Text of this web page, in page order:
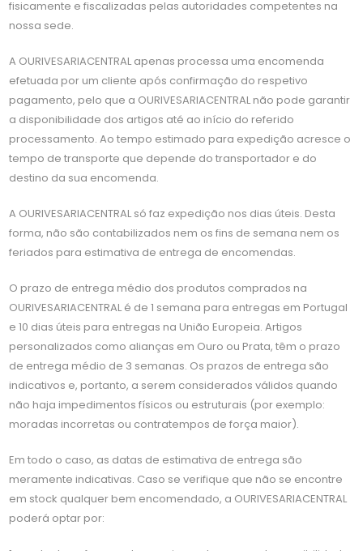
fisicamente e fiscalizadas pelas autoridades competentes na
nossa sede.
A OURIVESARIACENTRAL apenas processa uma encomenda
efetuada por um cliente após confirmação do respetivo
pagamento, pelo que a OURIVESARIACENTRAL não pode garantir
a disponibilidade dos artigos até ao início do referido
processamento. Ao tempo estimado para expedição acresce o
tempo de transporte que depende do transportador e do
destino da sua encomenda.
A OURIVESARIACENTRAL só faz expedição nos dias úteis. Desta
forma, não são contabilizados nem os fins de semana nem os
feriados para estimativa de entrega de encomendas.
O prazo de entrega médio dos produtos comprados na
OURIVESARIACENTRAL é de 1 semana para entregas em Portugal
e 10 dias úteis para entregas na União Europeia. Artigos
personalizados como alianças em Ouro ou Prata, têm o prazo
de entrega médio de 3 semanas. Os prazos de entrega são
indicativos e, portanto, a serem considerados válidos quando
não haja impedimentos físicos ou estruturais (por exemplo:
moradas incorretas ou contratempos de força maior).
Em todo o caso, as datas de estimativa de entrega são
meramente indicativas. Caso se verifique que não se encontre
em stock qualquer bem encomendado, a OURIVESARIACENTRAL
poderá optar por: